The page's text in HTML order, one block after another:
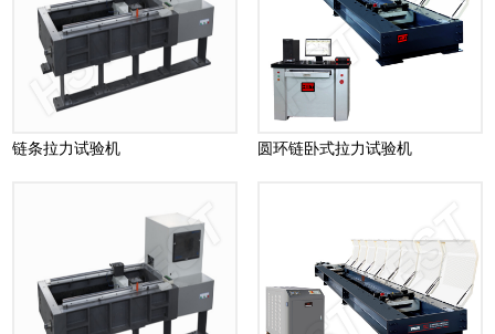
链条拉力试验机 圆环链卧式拉力试验机